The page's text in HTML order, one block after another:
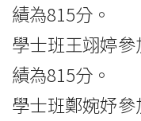
績為815分。
學士班王翊婷
績為815分。
學士班鄭婉妤